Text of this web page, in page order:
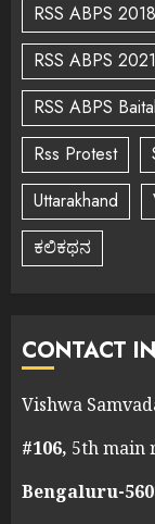
RSS ABPS 2018
RSS ABPS 2021
RSS ABPS
Rss Protest
Uttarakhand
ಕಲಿಕಥನ
CONTACT
Vishwa
#106, 5th main
Bengaluru-